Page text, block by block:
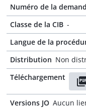
Numéro de la
Classe de la CIB -
Langue de la
Distribution Non
Téléchargement
Versions JO Aucun